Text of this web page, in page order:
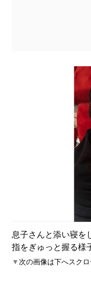
息子さんと添い寝を
指をぎゅっと握る様
▼次の画像は下へスク